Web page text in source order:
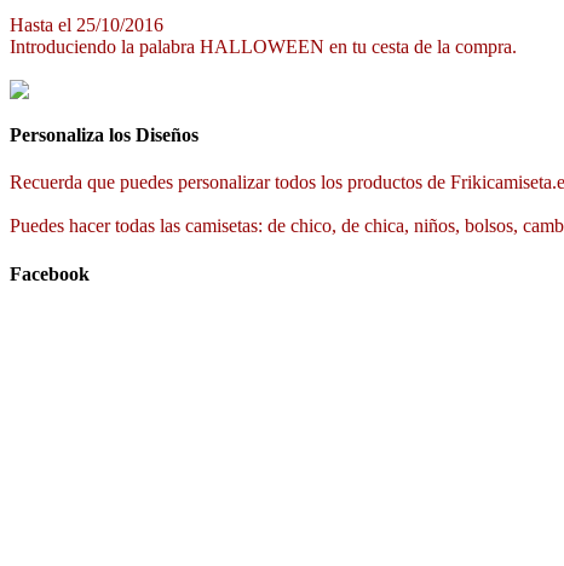
Hasta el 25/10/2016
Introduciendo la palabra HALLOWEEN en tu cesta de la compra.
Personaliza los Diseños
Recuerda que puedes personalizar todos los productos de
Puedes hacer todas las camisetas: de chico, de chica, niños, bolsos,
Facebook